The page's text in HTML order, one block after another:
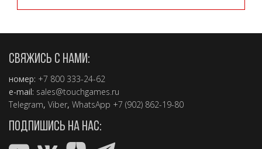
СВЯЖИСЬ С НАМИ:
номер: +7 800 333-24-62
e-mail: sales@touchgames.ru
Telegram, Viber, WhatsApp +7 (902) 862-19-80
ПОДПИШИСЬ НА НАС: